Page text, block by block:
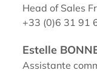
Head of Sales
+33 (0)6 31 91
Estelle
Assistante